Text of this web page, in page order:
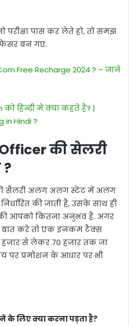
परीक्षा पास कर लेते हो, तो समझ
बन गए.
Free Recharge 2024 ? – जाने
को हिन्दी मे क्या कहते है? |
in Hindi ?
की सेलरी
सैलरी अलग अलग स्टेट में अलग
की जाती है, उसके साथ ही
आपको कितना अनुभव है. अगर
करे तो एक इनकम टैक्स
से लेकर 70 हज़ार तक जा
पर प्रमोशन के आधार पर भी
लिए क्या करना पड़ता है?